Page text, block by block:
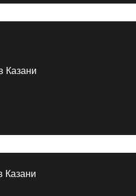
Казани
Казани